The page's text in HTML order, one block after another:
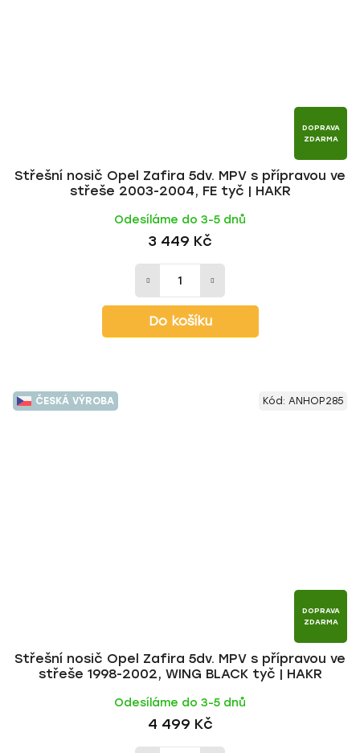
DOPRAVA
ZDARMA
Střešní nosič Opel Zafira 5dv. MPV s přípravou ve
střeše 2003-2004, FE tyč | HAKR
Odesíláme do 3-5 dnů
3 449 Kč
Do košíku
ČESKÁ VÝROBA
DOPRAVA
ZDARMA
Střešní nosič Opel Zafira 5dv. MPV s přípravou ve
střeše 1998-2002, WING BLACK tyč | HAKR
Odesíláme do 3-5 dnů
4 499 Kč
Kód: ANHOP285